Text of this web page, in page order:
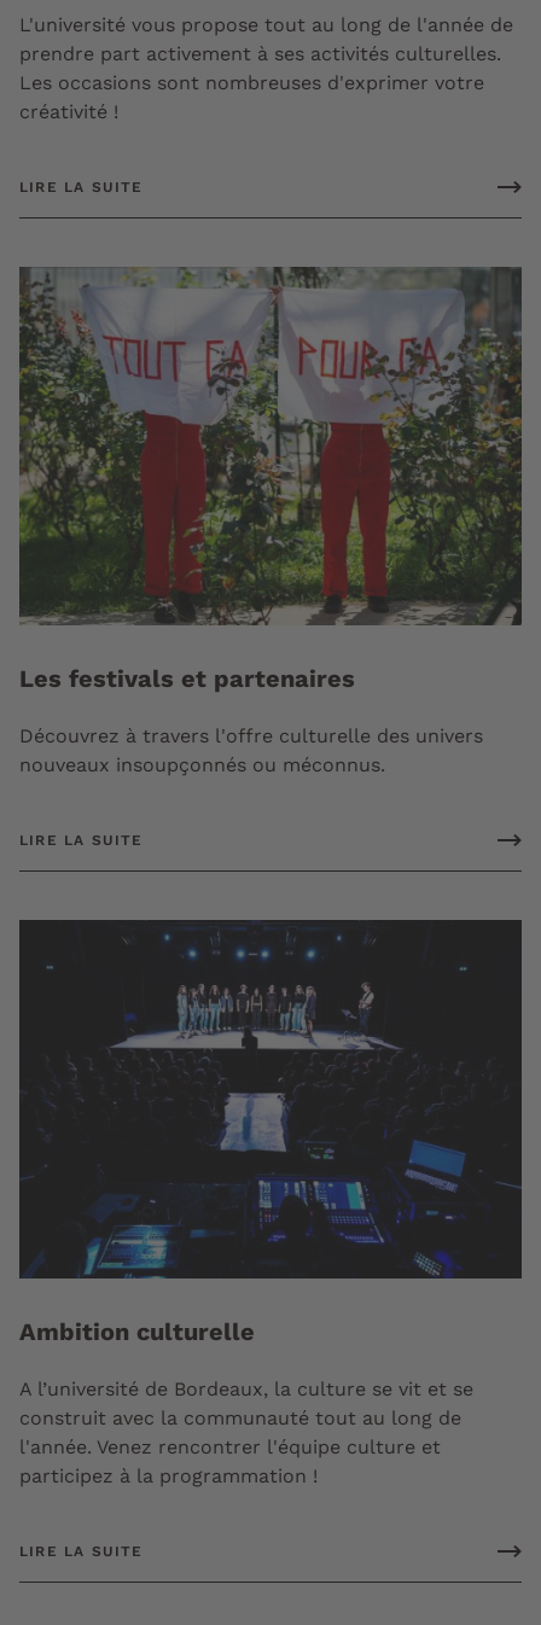
L'université vous propose tout au long de l'année de
prendre part activement à ses activités culturelles.
Les occasions sont nombreuses d'exprimer votre
créativité !
LIRE LA SUITE
Les festivals et partenaires
Découvrez à travers l'offre culturelle des univers
nouveaux insoupçonnés ou méconnus.
LIRE LA SUITE
Ambition culturelle
A l’université de Bordeaux, la culture se vit et se
construit avec la communauté tout au long de
l'année. Venez rencontrer l'équipe culture et
participez à la programmation !
LIRE LA SUITE